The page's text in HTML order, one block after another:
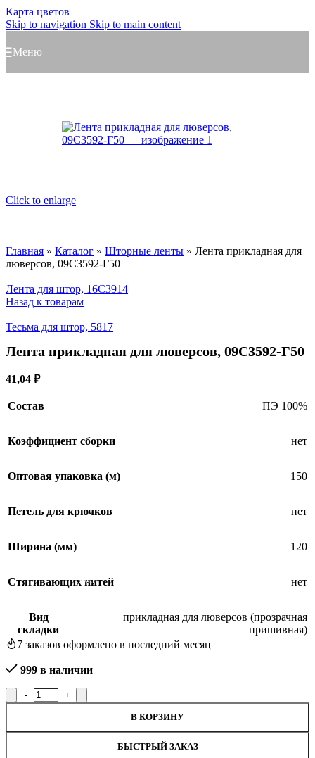
Карта цветов
Skip to navigation Skip to main content
Меню
Click to enlarge
Главная » Каталог » Шторные ленты » Лента прикладная для
люверсов, 09С3592-Г50
Лента для штор, 16С3914
Назад к товарам
Тесьма для штор, 5817
Лента прикладная для люверсов, 09С3592-Г50
41,04 ₽
Состав ПЭ 100%
Коэффициент сборки нет
Оптовая упаковка (м) 150
Петель для крючков нет
Ширина (мм) 120
Стягивающих нитей нет
Вид
складки
прикладная для люверсов (прозрачная
пришивная)
7 заказов оформлено в последний месяц
999 в наличии
Количество товара Лента прикладная для люверсов, 09С3592-
В КОРЗИНУ
БЫСТРЫЙ ЗАКАЗ
SALE